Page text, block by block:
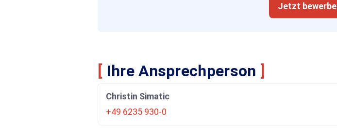
Jetzt
[ Ihre Ansprechperson ]
Christin Simatic
+49 6235 930-0